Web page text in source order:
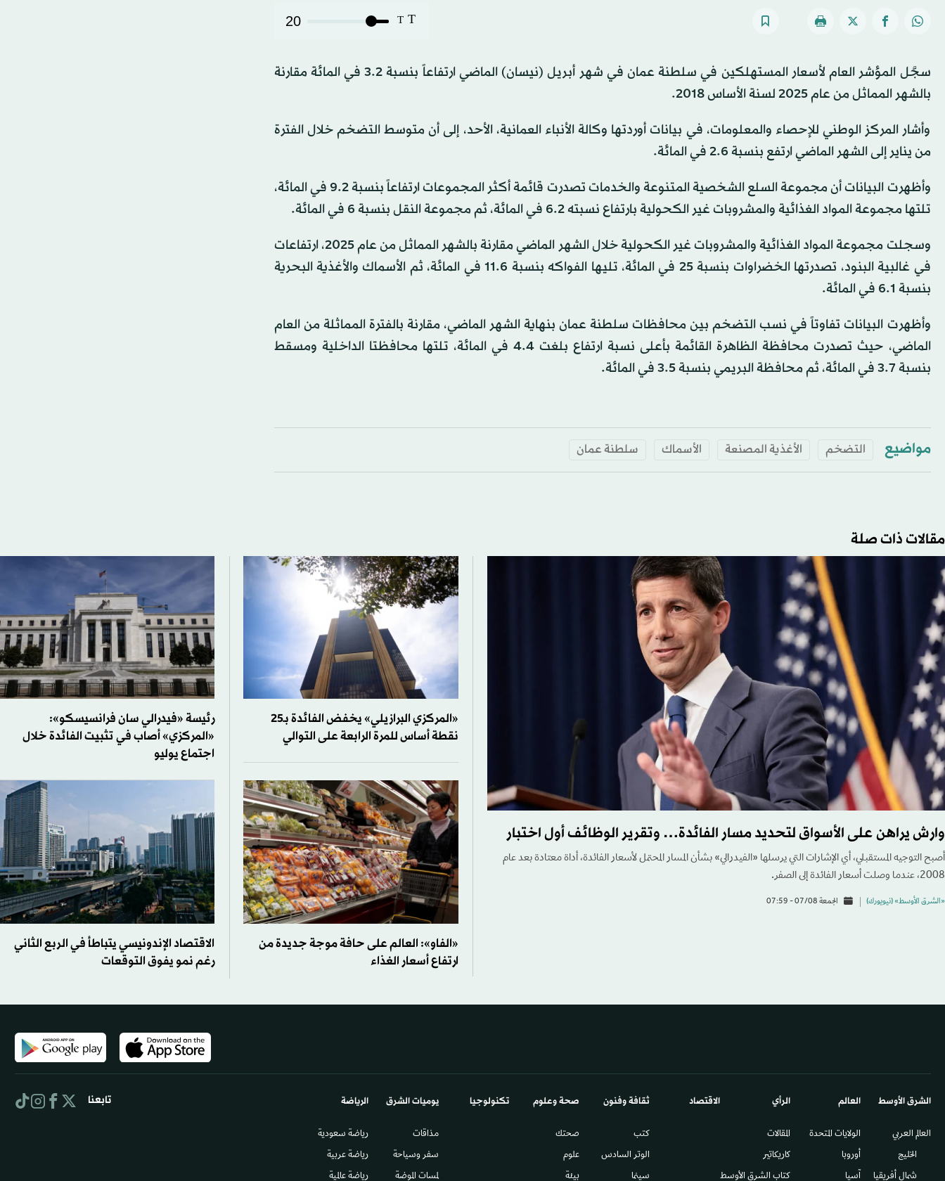
T
T
20
سجَّل المؤشر العام لأسعار المستهلكين في سلطنة عمان في شهر أبريل (نيسان) الماضي ارتفاعاً بنسبة 3.2 في المائة مقارنة
بالشهر المماثل من عام 2025 لسنة الأساس 2018.
وأشار المركز الوطني للإحصاء والمعلومات، في بيانات أوردتها وكالة الأنباء العمانية، الأحد، إلى أن متوسط التضخم خلال الفترة
من يناير إلى الشهر الماضي ارتفع بنسبة 2.6 في المائة.
وأظهرت البيانات أن مجموعة السلع الشخصية المتنوعة والخدمات تصدرت قائمة أكثر المجموعات ارتفاعاً بنسبة 9.2 في المائة،
تلتها مجموعة المواد الغذائية والمشروبات غير الكحولية بارتفاع نسبته 6.2 في المائة، ثم مجموعة النقل بنسبة 6 في المائة.
وسجلت مجموعة المواد الغذائية والمشروبات غير الكحولية خلال الشهر الماضي مقارنة بالشهر المماثل من عام 2025، ارتفاعات
في غالبية البنود، تصدرتها الخضراوات بنسبة 25 في المائة، تليها الفواكه بنسبة 11.6 في المائة، ثم الأسماك والأغذية البحرية
بنسبة 6.1 في المائة.
وأظهرت البيانات تفاوتاً في نسب التضخم بين محافظات سلطنة عمان بنهاية الشهر الماضي، مقارنة بالفترة المماثلة من العام
الماضي، حيث تصدرت محافظة الظاهرة القائمة بأعلى نسبة ارتفاع بلغت 4.4 في المائة، تلتها محافظتا الداخلية ومسقط
بنسبة 3.7 في المائة، ثم محافظة البريمي بنسبة 3.5 في المائة.
مواضيع التضخم الأغذية المصنعة الأسماك سلطنة عمان
مقالات ذات صلة
وارش يراهن على الأسواق لتحديد مسار الفائدة… وتقرير الوظائف أول اختبار
أصبح التوجيه المستقبلي، أي الإشارات التي يرسلها «الفيدرالي» بشأن المسار المحتمل لأسعار الفائدة، أداة معتادة بعد عام
2008، عندما وصلت أسعار الفائدة إلى الصفر.
«الشرق الأوسط» (نيويورك) الجمعة 07/08 - 07:59
«المركزي البرازيلي» يخفض الفائدة بـ25
نقطة أساس للمرة الرابعة على التوالي
رئيسة «فيدرالي سان فرانسيسكو»:
«المركزي» أصاب في تثبيت الفائدة خلال
اجتماع يوليو
«الفاو»: العالم على حافة موجة جديدة من
ارتفاع أسعار الغذاء
الاقتصاد الإندونيسي يتباطأ في الربع الثاني
رغم نمو يفوق التوقعات
الشرق الأوسط​
العالم العربي
الخليج
شمال أفريقيا
العالم
الولايات المتحدة
أوروبا
آسيا
الرأي
المقالات
كاريكاتير
كتاب الشرق الأوسط
الاقتصاد ثقافة وفنون
كتب
الوتر السادس​
سينما
صحة وعلوم
صحتك
علوم
بيئة
تكنولوجيا يوميات الشرق​
مذاقات
سفر وسياحة
لمسات الموضة
الرياضة
رياضة سعودية
رياضة عربية
رياضة عالمية
تابعنا